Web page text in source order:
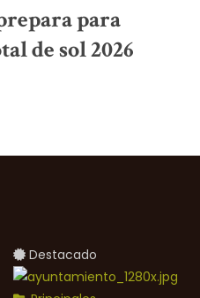
para
de sol 2026
Destacado